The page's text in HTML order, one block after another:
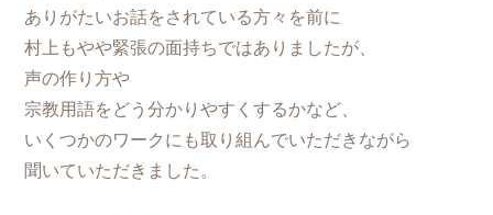
ありがたいお話をされている方々を前に
村上もやや緊張の面持ちではありましたが、
声の作り方や
宗教用語をどう分かりやすくするかなど、
いくつかのワークにも取り組んでいただきながら
聞いていただきました。